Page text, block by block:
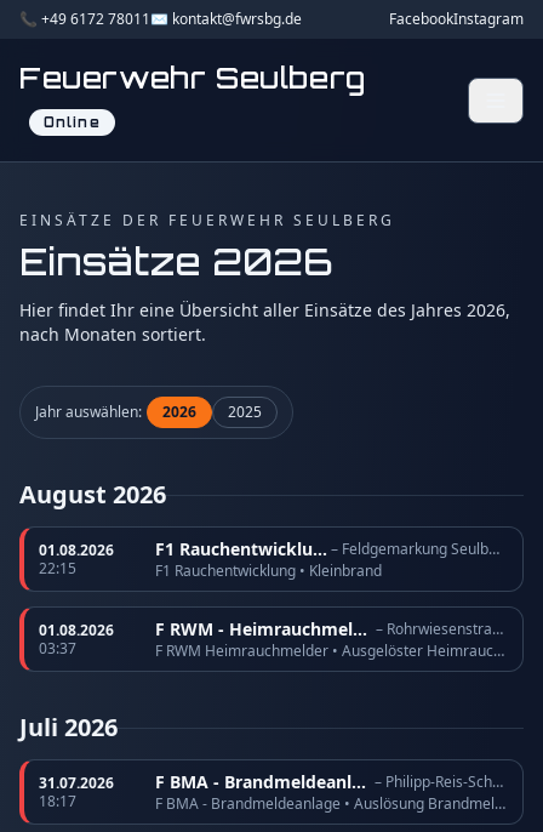
📞 +49 6172 78011✉️ kontakt@fwrsbg.de FacebookInstagram
Feuerwehr Seulberg
Online
EINSÄTZE DER FEUERWEHR SEULBERG
Einsätze 2026
Hier findet Ihr eine Übersicht aller Einsätze des Jahres 2026,
nach Monaten sortiert.
Jahr auswählen: 2026 2025
August 2026
01.08.2026
22:15
F1 Rauchentwicklung
– Feldgemarkung Seulberg
F1 Rauchentwicklung • Kleinbrand
01.08.2026
03:37
F RWM - Heimrauchmelder
– Rohrwiesenstraße
F RWM Heimrauchmelder • Ausgelöster Heimrauchmelder
Juli 2026
31.07.2026
18:17
F BMA - Brandmeldeanlage
– Philipp-Reis-Schule
F BMA - Brandmeldeanlage • Auslösung Brandmeldeanlage